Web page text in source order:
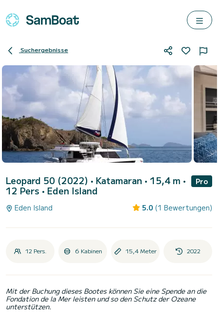
Suchergebnisse
Leopard 50 (2022) • Katamaran • 15,4 m •
12 Pers • Eden Island
Pro
Eden Island 5.0 (1 Bewertungen)
12 Pers. 6 Kabinen 15,4 Meter 2022
Mit der Buchung dieses Bootes können Sie eine Spende an die
Fondation de la Mer leisten und so den Schutz der Ozeane
unterstützen.